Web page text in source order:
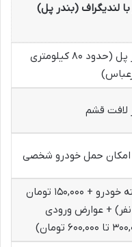
لندیگراف (بندر پل)
بندر پل (حدود ۸۰ کیلومتری
لافت قشم
امکان حمل خودرو شخصی
هزینه خودرو + ۱۵۰,۰۰۰ تومان
+ عوارض ورودی